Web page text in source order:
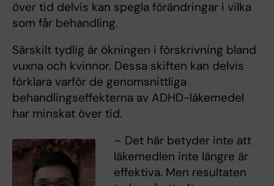
över tid delvis kan spegla förändringar i vilka
som får behandling.
Särskilt tydlig är ökningen i förskrivning bland
vuxna och kvinnor. Dessa skiften kan delvis
förklara varför de genomsnittliga
behandlingseffekterna av ADHD-läkemedel
har minskat över tid.
– Det här betyder inte att
läkemedlen inte längre är
effektiva. Men resultaten